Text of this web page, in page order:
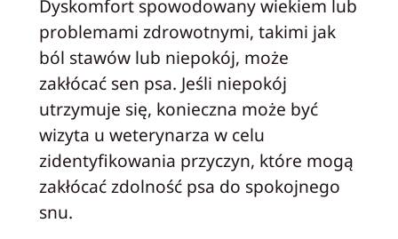
Dyskomfort spowodowany wiekiem lub
problemami zdrowotnymi, takimi jak
ból stawów lub niepokój, może
zakłócać sen psa. Jeśli niepokój
utrzymuje się, konieczna może być
wizyta u weterynarza w celu
zidentyfikowania przyczyn, które mogą
zakłócać zdolność psa do spokojnego
snu.